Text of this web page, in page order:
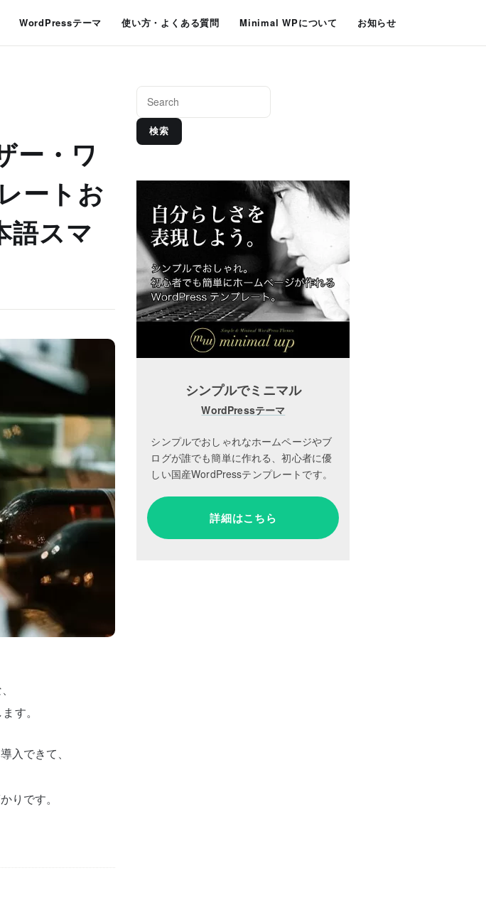
WordPressテーマ 使い方・よくある質問 Minimal WPについて お知らせ
ー・ワ
ートお
語スマ
す。
入できて、
りです。
検索
シンプルでミニマル
WordPressテーマ
シンプルでおしゃれなホームページやブ
ログが誰でも簡単に作れる、初心者に優
しい国産WordPressテンプレートです。
詳細はこちら